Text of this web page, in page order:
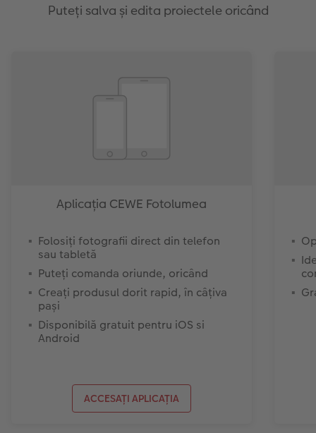
Puteți salva și edita proiectele oricând
Aplicația CEWE Fotolumea
Folosiți fotografii direct din telefon
sau tabletă
Puteți comanda oriunde, oricând
Creați produsul dorit rapid, în câțiva
pași
Disponibilă gratuit pentru iOS si
Android
ACCESAȚI APLICAȚIA